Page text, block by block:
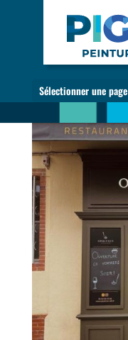
Sélectionner une page